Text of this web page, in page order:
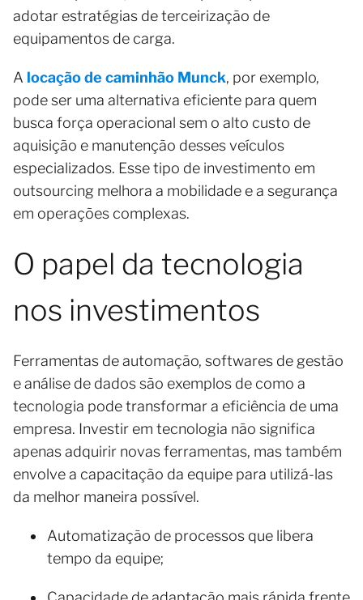
adotar estratégias de terceirização de
equipamentos de carga.
A locação de caminhão Munck, por exemplo,
pode ser uma alternativa eficiente para quem
busca força operacional sem o alto custo de
aquisição e manutenção desses veículos
especializados. Esse tipo de investimento em
outsourcing melhora a mobilidade e a segurança
em operações complexas.
O papel da tecnologia
nos investimentos
Ferramentas de automação, softwares de gestão
e análise de dados são exemplos de como a
tecnologia pode transformar a eficiência de uma
empresa. Investir em tecnologia não significa
apenas adquirir novas ferramentas, mas também
envolve a capacitação da equipe para utilizá-las
da melhor maneira possível.
Automatização de processos que libera
tempo da equipe;